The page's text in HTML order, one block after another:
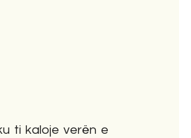
ti kaloje verën e